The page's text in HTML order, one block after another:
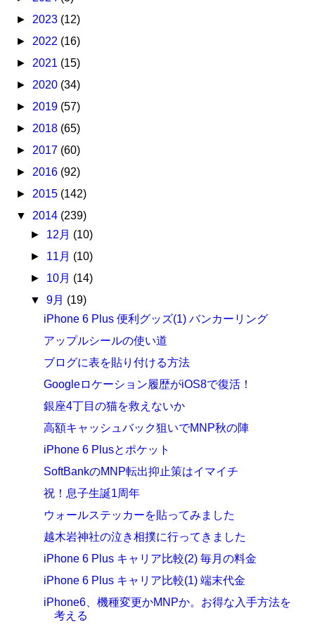
► 2023 (12)
► 2022 (16)
► 2021 (15)
► 2020 (34)
► 2019 (57)
► 2018 (65)
► 2017 (60)
► 2016 (92)
► 2015 (142)
▼ 2014 (239)
► 12月 (10)
► 11月 (10)
► 10月 (14)
▼ 9月 (19)
iPhone 6 Plus 便利グッズ(1) バンカーリング
アップルシールの使い道
ブログに表を貼り付ける方法
Googleロケーション履歴がiOS8で復活！
銀座4丁目の猫を救えないか
高額キャッシュバック狙いでMNP秋の陣
iPhone 6 Plusとポケット
SoftBankのMNP転出抑止策はイマイチ
祝！息子生誕1周年
ウォールステッカーを貼ってみました
越木岩神社の泣き相撲に行ってきました
iPhone 6 Plus キャリア比較(2) 毎月の料金
iPhone 6 Plus キャリア比較(1) 端末代金
iPhone6、機種変更かMNPか。お得な入手方法を
考える